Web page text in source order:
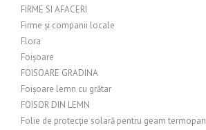
FIRME SI AFACERI
Firme și companii locale
Flora
Foișoare
FOISOARE GRADINA
Foișoare lemn cu grătar
FOISOR DIN LEMN
Folie de protecție solară pentru geam termopan